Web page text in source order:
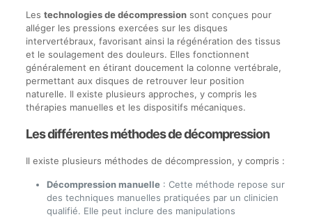
Les technologies de décompressionsont conçues pour
alléger les pressions exercées sur les disques
intervertébraux, favorisant ainsi la régénération des tissus
et le soulagement des douleurs. Elles fonctionnent
généralement en étirant doucement la colonne vertébrale,
permettant aux disques de retrouver leur position
naturelle. Il existe plusieurs approches, y compris les
thérapies manuelles et les dispositifs mécaniques.
Les différentes méthodes de décompression
Il existe plusieurs méthodes de décompression, y compris :
Décompression manuelle: Cette méthode repose sur
des techniques manuelles pratiquées par un clinicien
qualifié. Elle peut inclure des manipulations